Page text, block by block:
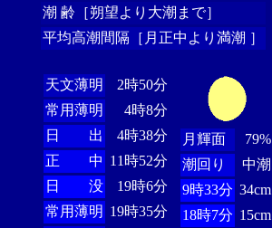
潮 齢［朔望より大潮まで］
平均高潮間隔［月正中より満潮 ］
天文薄明
2時50分
常用薄明
4時8分
日 出
4時38分
正 中 11時52分
日 没
19時6分
常用薄明 19時35分
月輝面
79%
潮回り
中潮
9時33分 34cm
18時7分 15cm